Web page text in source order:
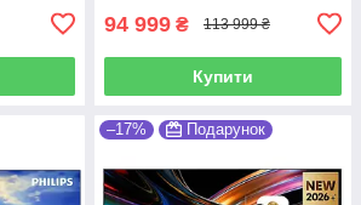
94 999 ₴ 113 999 ₴
Купити
–17% Подарунок